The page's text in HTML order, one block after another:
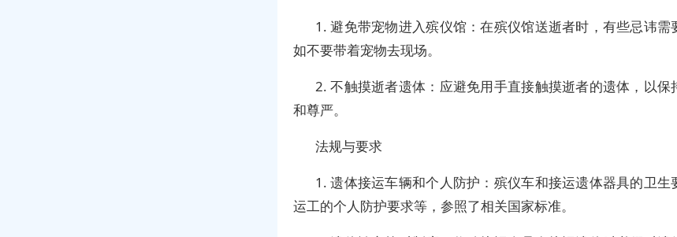
1. 避免带宠物进入殡仪馆：在殡仪馆送逝者时，有些忌讳需
如不要带着宠物去现场。
2. 不触摸逝者遗体：应避免用手直接触摸逝者的遗体，以保
和尊严。
法规与要求
1. 遗体接运车辆和个人防护：殡仪车和接运遗体器具的卫生
运工的个人防护要求等，参照了相关国家标准。